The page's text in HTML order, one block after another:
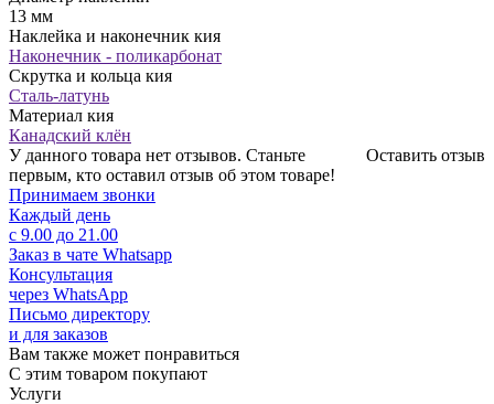
13 мм
Наклейка и наконечник кия
Наконечник - поликарбонат
Скрутка и кольца кия
Сталь-латунь
Материал кия
Канадский клён
Оставить отзыв
У данного товара нет отзывов. Станьте
первым, кто оставил отзыв об этом товаре!
Принимаем звонки
Каждый день
с 9.00 до 21.00
Заказ в чате Whatsapp
Консультация
через WhatsApp
Письмо директору
и для заказов
Вам также может понравиться
С этим товаром покупают
Услуги